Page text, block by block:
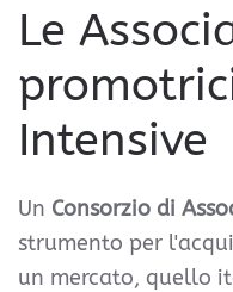
Le
Intensive
Un Consorzio di
strumento per
un mercato, quello